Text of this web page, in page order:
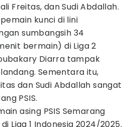
Freitas, dan Sudi Abdallah.
kunci di lini
sumbangsih 34
bermain) di Liga 2
Diarra tampak
Sementara itu,
dan Sudi Abdallah sangat
PSIS.
asing PSIS Semarang
Liga 1 Indonesia 2024/2025.